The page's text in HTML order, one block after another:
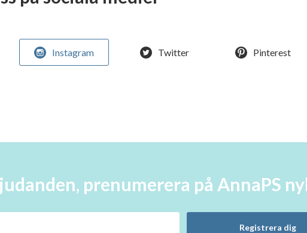
Instagram Twitter Pinterest
prenumerera på AnnaPS
Registrera dig